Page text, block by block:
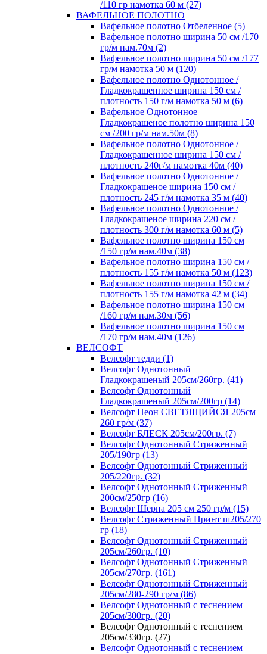
/110 гр намотка 60 м (27)
ВАФЕЛЬНОЕ ПОЛОТНО
Вафельное полотно Отбеленное (5)
Вафельное полотно ширина 50 см /170
гр/м нам.70м (2)
Вафельное полотно ширина 50 см /177
гр/м намотка 50 м (120)
Вафельное полотно Однотонное /
Гладкокрашенное ширина 150 см /
плотность 150 г/м намотка 50 м (6)
Вафельное Однотонное
Гладкокрашеное полотно ширина 150
см /200 гр/м нам.50м (8)
Вафельное полотно Однотонное /
Гладкокрашенное ширина 150 см /
плотность 240г/м намотка 40м (40)
Вафельное полотно Однотонное /
Гладкокрашеное ширина 150 см /
плотность 245 г/м намотка 35 м (40)
Вафельное полотно Однотонное /
Гладкокрашеное ширина 220 см /
плотность 300 г/м намотка 60 м (5)
Вафельное полотно ширина 150 см
/150 гр/м нам.40м (38)
Вафельное полотно ширина 150 см /
плотность 155 г/м намотка 50 м (123)
Вафельное полотно ширина 150 см /
плотность 155 г/м намотка 42 м (34)
Вафельное полотно ширина 150 см
/160 гр/м нам.30м (56)
Вафельное полотно ширина 150 см
/170 гр/м нам.40м (126)
ВЕЛСОФТ
Велсофт тедди (1)
Велсофт Однотонный
Гладкокрашеный 205см/260гр. (41)
Велсофт Однотонный
Гладкокрашеный 205см/200гр (14)
Велсофт Неон СВЕТЯЩИЙСЯ 205см
260 гр/м (37)
Велсофт БЛЕСК 205см/200гр. (7)
Велсофт Однотонный Стриженный
205/190гр (13)
Велсофт Однотонный Стриженный
205/220гр. (32)
Велсофт Однотонный Стриженный
200см/250гр (16)
Велсофт Шерпа 205 см 250 гр/м (15)
Велсофт Стриженный Принт ш205/270
гр (18)
Велсофт Однотонный Стриженный
205см/260гр. (10)
Велсофт Однотонный Стриженный
205см/270гр. (161)
Велсофт Однотонный Стриженный
205см/280-290 гр/м (86)
Велсофт Однотонный с теснением
205см/300гр. (20)
Велсофт Однотонный с теснением
205см/330гр. (27)
Велсофт Однотонный с теснением